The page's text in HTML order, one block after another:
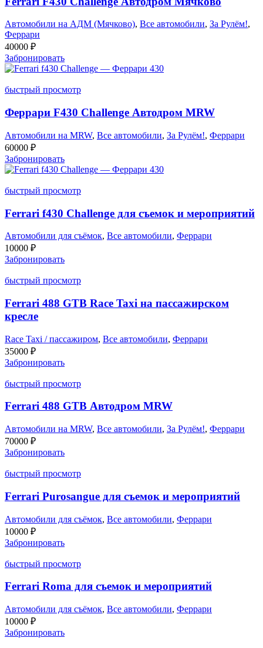
Автомобили на АДМ (Мячково), Все автомобили, За Рулём!,
Феррари
40000 ₽
Забронировать
быстрый просмотр
Феррари F430 Challenge Автодром MRW
Автомобили на MRW, Все автомобили, За Рулём!, Феррари
60000 ₽
Забронировать
быстрый просмотр
Ferrari f430 Challenge для съемок и мероприятий
Автомобили для съёмок, Все автомобили, Феррари
10000 ₽
Забронировать
быстрый просмотр
Ferrari 488 GTB Race Taxi на пассажирском
кресле
Race Taxi / пассажиром, Все автомобили, Феррари
35000 ₽
Забронировать
быстрый просмотр
Ferrari 488 GTB Автодром MRW
Автомобили на MRW, Все автомобили, За Рулём!, Феррари
70000 ₽
Забронировать
быстрый просмотр
Ferrari Purosangue для съемок и мероприятий
Автомобили для съёмок, Все автомобили, Феррари
10000 ₽
Забронировать
быстрый просмотр
Ferrari Roma для съемок и мероприятий
Автомобили для съёмок, Все автомобили, Феррари
10000 ₽
Забронировать